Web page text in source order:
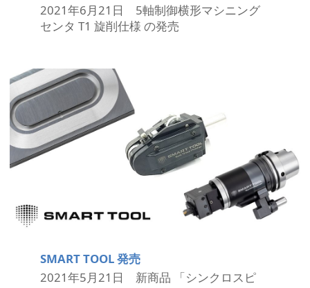
2021年6月21日 5軸制御横形マシニング
センタ T1 旋削仕様 の発売
SMART TOOL 発売
2021年5月21日 新商品 「シンクロスピ